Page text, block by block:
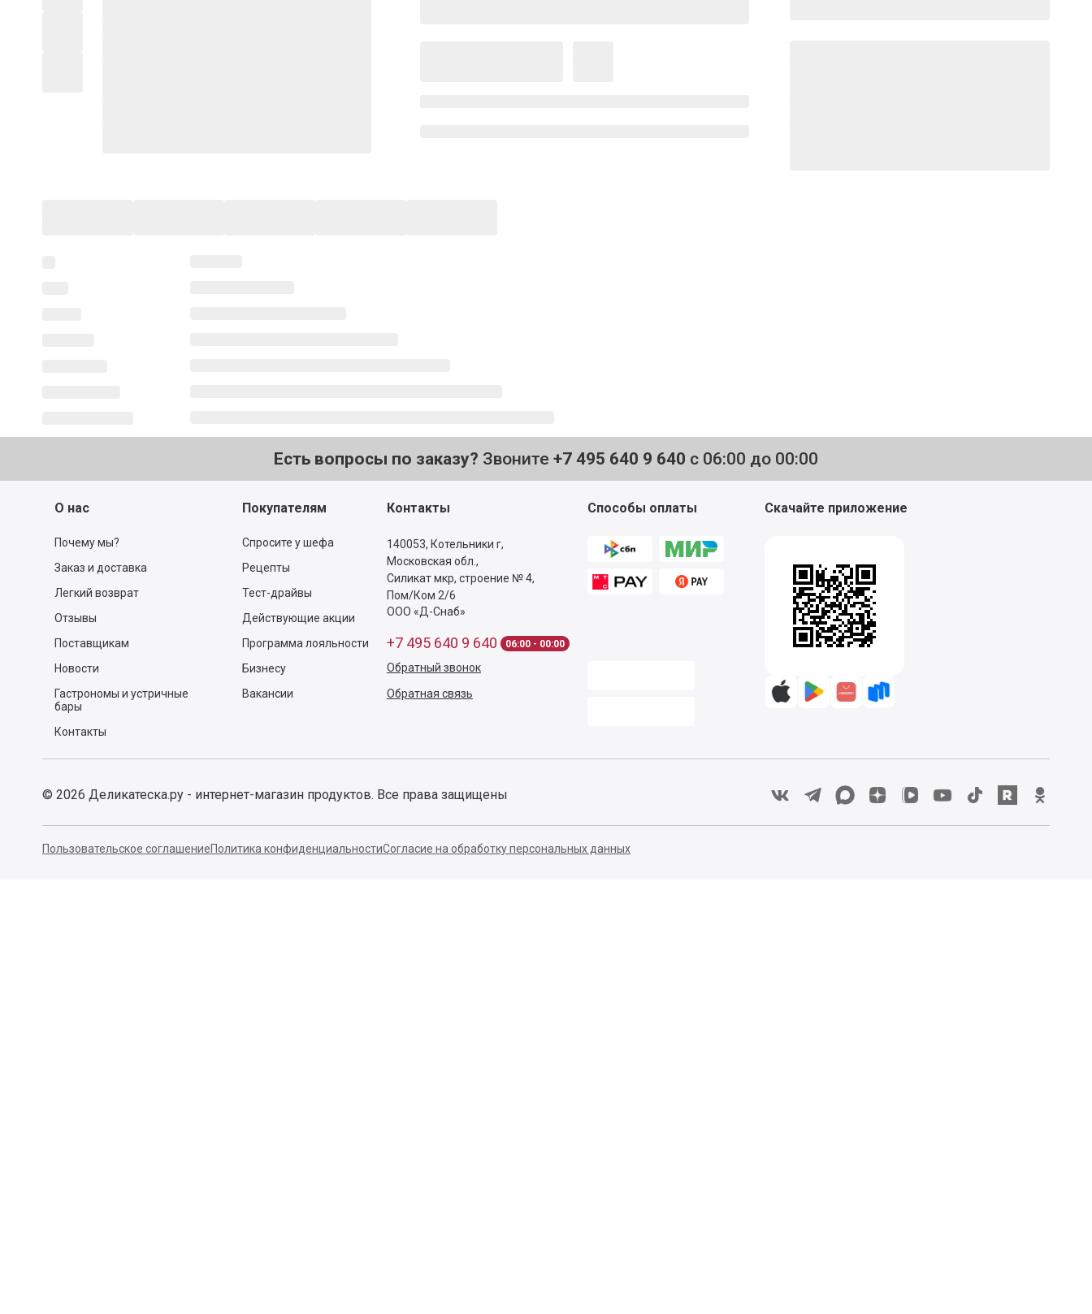
Есть вопросы по заказу? Звоните +7 495 640 9 640 с 06:00 до 00:00
О нас
Почему мы?
Заказ и доставка
Легкий возврат
Отзывы
Поставщикам
Новости
Гастрономы и устричные
бары
Контакты
Покупателям
Спросите у шефа
Рецепты
Тест-драйвы
Действующие акции
Программа лояльности
Бизнесу
Вакансии
Контакты
140053, Котельники г,
Московская обл.,
Силикат мкр, строение № 4,
Пом/Ком 2/6
ООО «Д-Снаб»
+7 495 640 9 640 06:00 - 00:00
Обратный звонок
Обратная связь
Способы оплаты Скачайте приложение
© 2026 Деликатеска.ру - интернет-магазин продуктов. Все права защищены
Пользовательское соглашениеПолитика конфиденциальностиСогласие на обработку персональных данных